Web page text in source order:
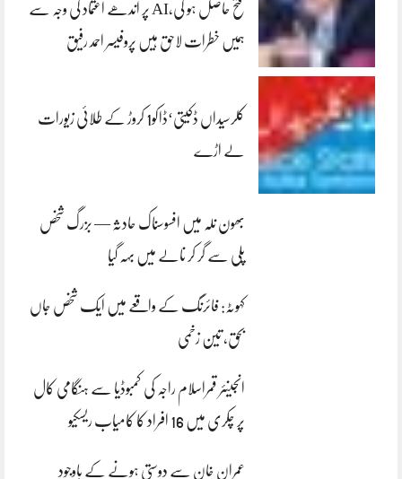
فتح حاصل ہو گی،AI پر اندھے اعتماد کی وجہ سے
ہمیں خطرات لاحق ہیں پروفیسر احمد رفیق
کلرسیداں ڈکیتی‘ڈاکو1 کروڑ کے طلائی زیورات
لے اڑے
بھون نلہ میں افسوسناک حادثہ — بزرگ شخص
پلی سے گر کر نالے میں بہہ گیا
کہوٹہ: فائرنگ کے واقعے میں ایک شخص جاں
بحق، تین زخمی
انجینئر قمراسلام راجہ کی کمبوڈیا سے ہنگامی کال
پر چکری میں 16 افراد کا کامیاب ریسکیو
عمران خان سے دوستی ہونے کے باوجود